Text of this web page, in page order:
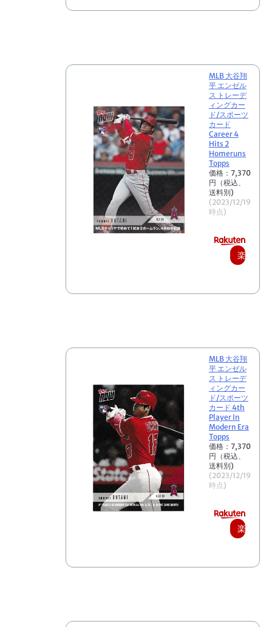
で
MLB 大谷翔
平 エンゼル
ス トレーデ
ィングカー
ド/スポーツ
カード
Career 4
Hits 2
Homeruns
Topps
価格：7,370
円（税込、
送料別)
(2023/12/19
時点)
楽
で
MLB 大谷翔
平 エンゼル
ス トレーデ
ィングカー
ド/スポーツ
カード 4th
Player In
Modern Era
Topps
価格：7,370
円（税込、
送料別)
(2023/12/19
時点)
楽
で